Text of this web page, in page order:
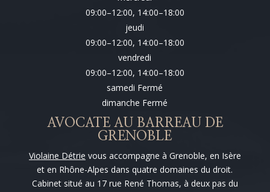
09:00–12:00, 14:00–18:00
jeudi
09:00–12:00, 14:00–18:00
vendredi
09:00–12:00, 14:00–18:00
samedi Fermé
dimanche Fermé
AVOCATE AU BARREAU DE
GRENOBLE
Violaine Détrie vous accompagne à Grenoble, en Isère
et en Rhône-Alpes dans quatre domaines du droit.
Cabinet situé au 17 rue René Thomas, à deux pas du